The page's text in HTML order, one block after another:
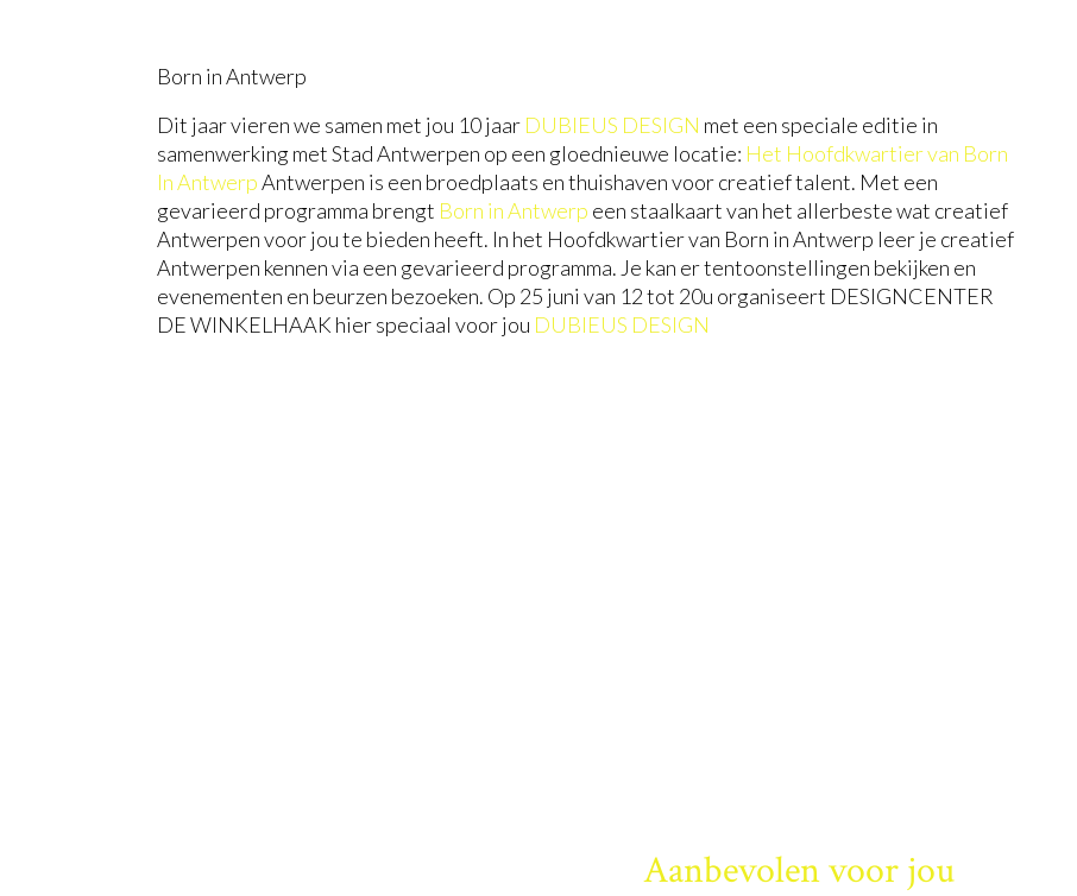
Born in Antwerp
Dit jaar vieren we samen met jou 10 jaar DUBIEUS DESIGN met een speciale editie in
samenwerking met Stad Antwerpen op een gloednieuwe locatie: Het Hoofdkwartier van Born
In AntwerpAntwerpen is een broedplaats en thuishaven voor creatief talent. Met een
gevarieerd programma brengt Born in Antwerp een staalkaart van het allerbeste wat creatief
Antwerpen voor jou te bieden heeft. In het Hoofdkwartier van Born in Antwerp leer je creatief
Antwerpen kennen via een gevarieerd programma. Je kan er tentoonstellingen bekijken en
evenementen en beurzen bezoeken. Op 25 juni van 12 tot 20u organiseert DESIGNCENTER
DE WINKELHAAK hier speciaal voor jou DUBIEUS DESIGN
Aanbevolen voor jou